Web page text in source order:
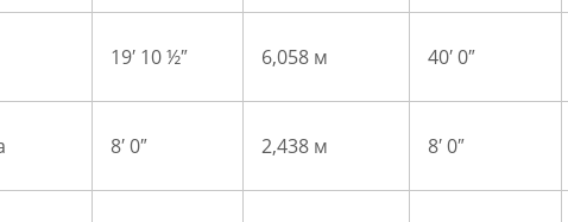
19′ 10 ½″ 6,058 м 40′ 0″
8′ 0″ 2,438 м 8′ 0″